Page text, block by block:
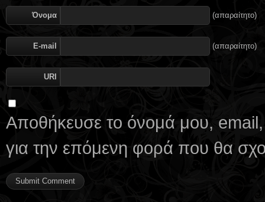
Όνομα (απαραίτητο)
E-mail (απαραίτητο)
URI
Αποθήκευσε το όνομά μου, email,
για την επόμενη φορά που θα